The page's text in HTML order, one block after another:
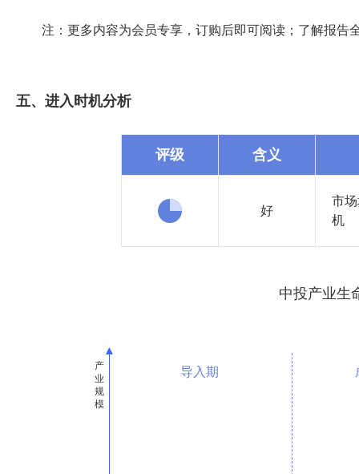
注：更多内容为会员专享，订购后即可阅读；了解报告
五、进入时机分析
评级 含义
好
市
机
中投产业生
导入期